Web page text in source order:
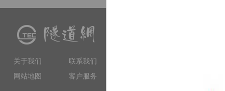
关于我们
联系我们
网站地图
客户服务